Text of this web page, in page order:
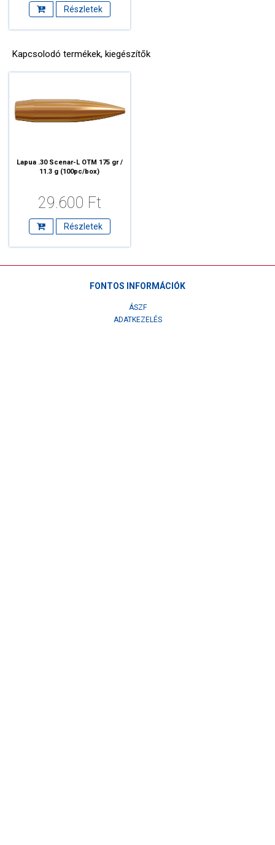
Részletek
Kapcsolodó termékek, kiegészítők
Lapua .30 Scenar-L OTM 175 gr /
11.3 g (100pc/box)
29.600 Ft
Részletek
FONTOS INFORMÁCIÓK
ÁSZF
ADATKEZELÉS